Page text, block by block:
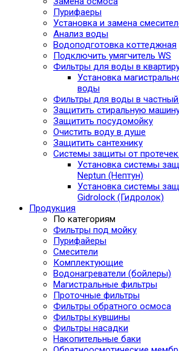
Пурифаеры
Установка и замена
Анализ воды
Водоподготовка коттеджная
Подключить умягчитель WS
Фильтры для воды в
Установка
воды
Фильтры для воды в
Защитить стиральную
Защитить посудомойку
Очистить воду в душе
Защитить сантехнику
Системы защиты от
Установка системы
Neptun (Нептун)
Установка системы
Gidrolock (Гидролок)
Продукция
По категориям
Фильтры под мойку
Пурифайеры
Смесители
Комплектующие
Водонагреватели (бойлеры)
Магистральные фильтры
Проточные фильтры
Фильтры обратного осмоса
Фильтры кувшины
Фильтры насадки
Накопительные баки